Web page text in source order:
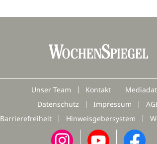
Unser Team Kontakt
Datenschutz
Impressum
Barrierefreiheit
Hinweisgebersystem